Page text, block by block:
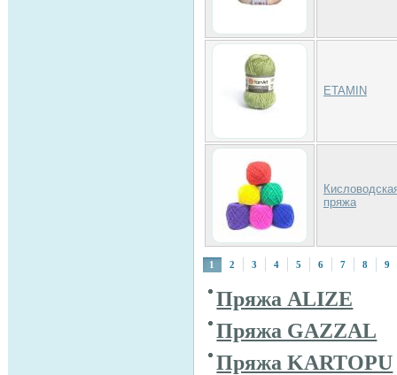
ETAMIN
пряжа
1 2 3 4 5 6 7 8 9
Пряжа ALIZE
Пряжа GAZZAL
Пряжа KARTOPU